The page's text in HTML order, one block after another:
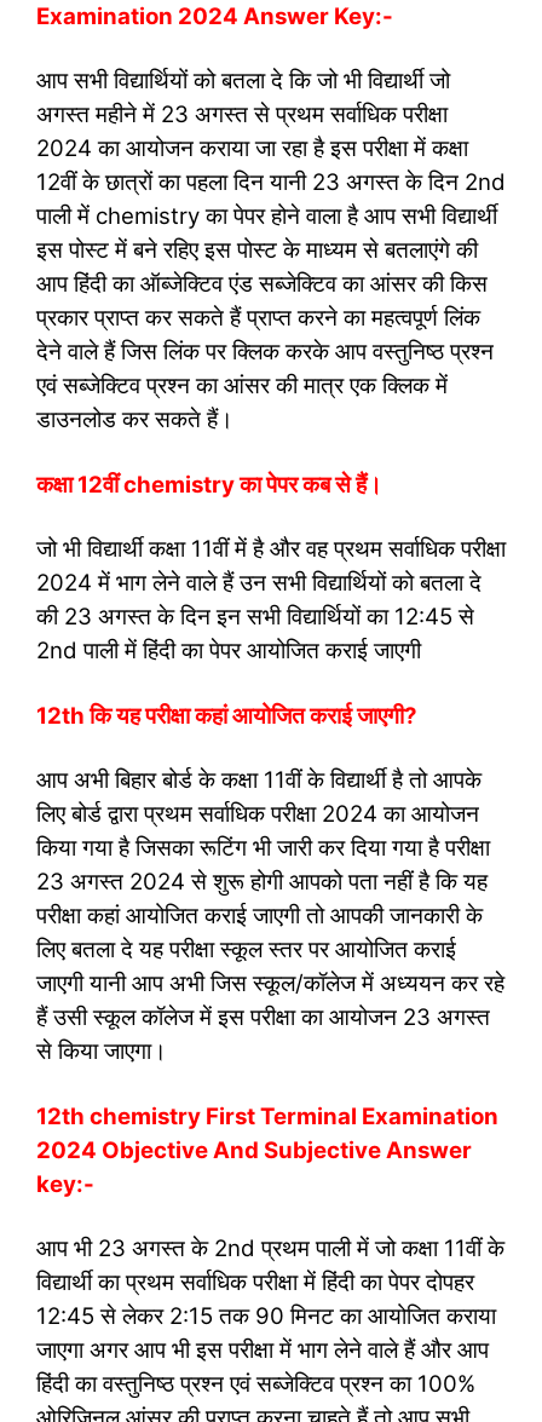
Examination 2024 Answer Key:-
आप सभी विद्यार्थियों को बतला दे कि जो भी विद्यार्थी जो
अगस्त महीने में 23 अगस्त से प्रथम सर्वाधिक परीक्षा
2024 का आयोजन कराया जा रहा है इस परीक्षा में कक्षा
12वीं के छात्रों का पहला दिन यानी 23 अगस्त के दिन 2nd
पाली में chemistry का पेपर होने वाला है आप सभी विद्यार्थी
इस पोस्ट में बने रहिए इस पोस्ट के माध्यम से बतलाएंगे की
आप हिंदी का ऑब्जेक्टिव एंड सब्जेक्टिव का आंसर की किस
प्रकार प्राप्त कर सकते हैं प्राप्त करने का महत्वपूर्ण लिंक
देने वाले हैं जिस लिंक पर क्लिक करके आप वस्तुनिष्ठ प्रश्न
एवं सब्जेक्टिव प्रश्न का आंसर की मात्र एक क्लिक में
डाउनलोड कर सकते हैं।
कक्षा 12वीं chemistry का पेपर कब से हैं।
जो भी विद्यार्थी कक्षा 11वीं में है और वह प्रथम सर्वाधिक परीक्षा
2024 में भाग लेने वाले हैं उन सभी विद्यार्थियों को बतला दे
की 23 अगस्त के दिन इन सभी विद्यार्थियों का 12:45 से
2nd पाली में हिंदी का पेपर आयोजित कराई जाएगी
12th कि यह परीक्षा कहां आयोजित कराई जाएगी?
आप अभी बिहार बोर्ड के कक्षा 11वीं के विद्यार्थी है तो आपके
लिए बोर्ड द्वारा प्रथम सर्वाधिक परीक्षा 2024 का आयोजन
किया गया है जिसका रूटिंग भी जारी कर दिया गया है परीक्षा
23 अगस्त 2024 से शुरू होगी आपको पता नहीं है कि यह
परीक्षा कहां आयोजित कराई जाएगी तो आपकी जानकारी के
लिए बतला दे यह परीक्षा स्कूल स्तर पर आयोजित कराई
जाएगी यानी आप अभी जिस स्कूल/कॉलेज में अध्ययन कर रहे
हैं उसी स्कूल कॉलेज में इस परीक्षा का आयोजन 23 अगस्त
से किया जाएगा।
12th chemistry First Terminal Examination
2024 Objective And Subjective Answer
key:-
आप भी 23 अगस्त के 2nd प्रथम पाली में जो कक्षा 11वीं के
विद्यार्थी का प्रथम सर्वाधिक परीक्षा में हिंदी का पेपर दोपहर
12:45 से लेकर 2:15 तक 90 मिनट का आयोजित कराया
जाएगा अगर आप भी इस परीक्षा में भाग लेने वाले हैं और आप
हिंदी का वस्तुनिष्ठ प्रश्न एवं सब्जेक्टिव प्रश्न का 100%